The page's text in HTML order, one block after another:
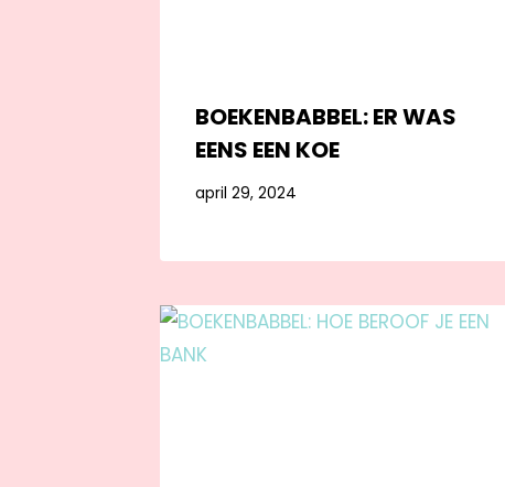
BOEKENBABBEL: ER WAS
EENS EEN KOE
april 29, 2024